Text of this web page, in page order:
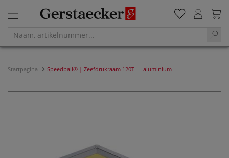
Startpagina Speedball® | Zeefdrukraam 120T — aluminium